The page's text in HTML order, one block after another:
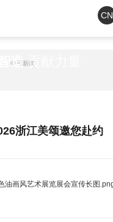
CN
造贡献力量
公司新闻
浙江美颂邀您赴约